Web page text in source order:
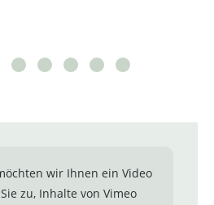
wir Ihnen ein Video
zu, Inhalte von Vimeo